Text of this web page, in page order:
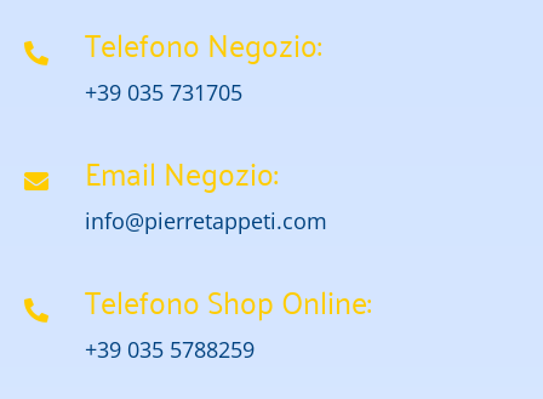
Telefono Negozio:
+39 035 731705
Email Negozio:
info@pierretappeti.com
Telefono Shop Online:
+39 035 5788259